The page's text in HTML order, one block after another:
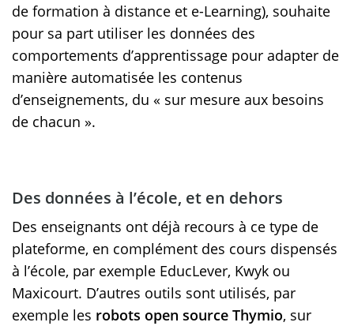
de formation à distance et e-Learning), souhaite
pour sa part utiliser les données des
comportements d’apprentissage pour adapter de
manière automatisée les contenus
d’enseignements, du « sur mesure aux besoins
de chacun ».
Des données à l’école, et en dehors
Des enseignants ont déjà recours à ce type de
plateforme, en complément des cours dispensés
à l’école, par exemple EducLever, Kwyk ou
Maxicourt. D’autres outils sont utilisés, par
exemple les robots open source Thymio, sur